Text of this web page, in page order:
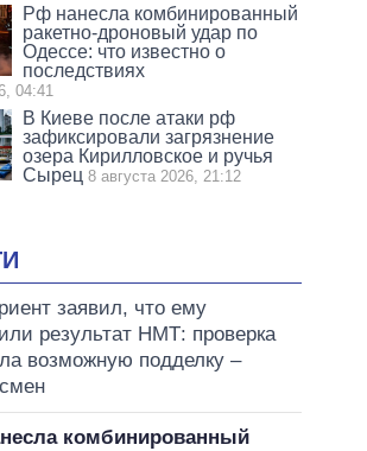
Рф нанесла комбинированный
ракетно-дроновый удар по
Одессе: что известно о
последствиях
04:41
В Киеве после атаки рф
зафиксировали загрязнение
озера Кирилловское и ручья
Сырец 8 августа 2026, 21:12
заявил, что ему
результат НМТ: проверка
возможную подделку –
комбинированный